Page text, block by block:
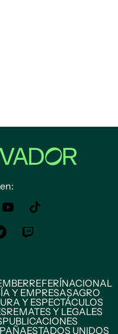
REFERÍNACIONAL
Y EMPRESASAGRO
Y ESPECTÁCULOS
REMATES Y LEGALES
PUBLICACIONES
ESTADOS UNIDOS